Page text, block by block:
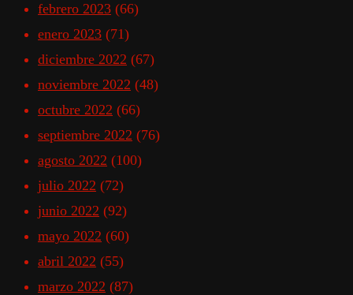
febrero 2023 (66)
enero 2023 (71)
diciembre 2022 (67)
noviembre 2022 (48)
octubre 2022 (66)
septiembre 2022 (76)
agosto 2022 (100)
julio 2022 (72)
junio 2022 (92)
mayo 2022 (60)
abril 2022 (55)
marzo 2022 (87)